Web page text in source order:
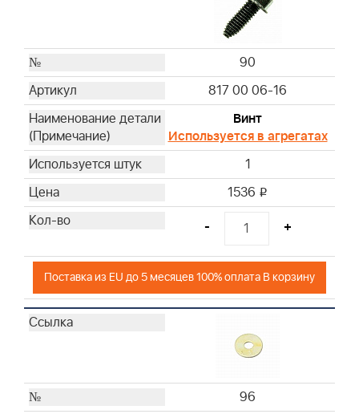
90
817 00 06-16
Винт
Используется в агрегатах
1
1536 i
- +
Поставка из EU до 5 месяцев 100% оплата В корзину
96